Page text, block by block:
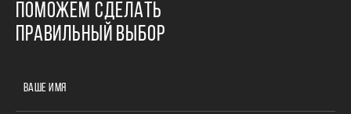
ПОМОЖЕМ СДЕЛАТЬ
ПРАВИЛЬНЫЙ ВЫБОР
ВАШЕ ИМЯ